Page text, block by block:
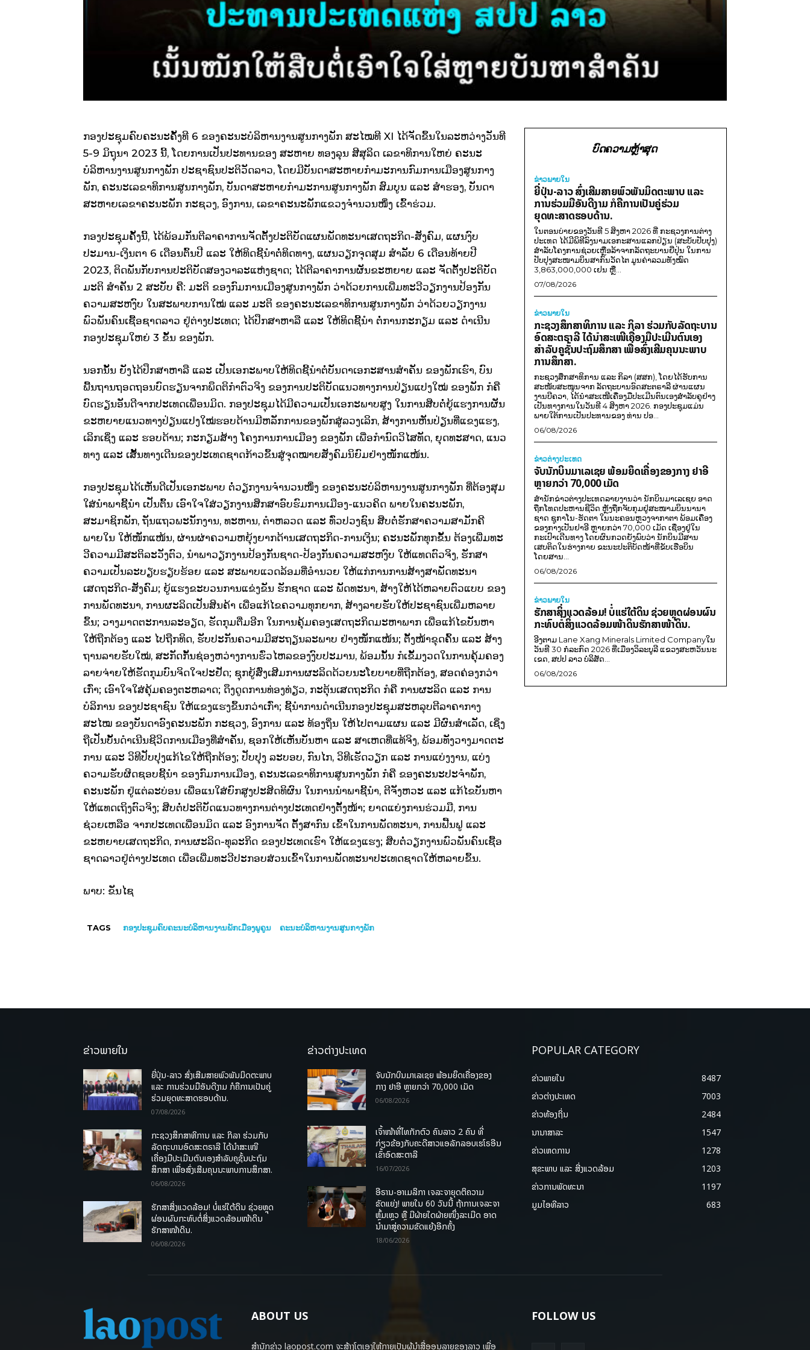
ກອງປະຊຸມຄົບຄະນະຄັ້ງທີ 6 ຂອງຄະນະບໍລິຫານງານສູນກາງພັກ ສະໄໝທີ XI ໄດ້ຈັດຂຶ້ນໃນລະຫວ່າງວັນທີ
5-9 ມິຖຸນາ 2023 ນີ້, ໂດຍການເປັນປະທານຂອງ ສະຫາຍ ທອງລຸນ ສີສຸລິດ ເລຂາທິການໃຫຍ່ ຄະນະ
ບໍລິຫານງານສູນກາງພັກ ປະຊາຊົນປະຕິວັດລາວ, ໂດຍມີບັນດາສະຫາຍກຳມະການກົມການເມືອງສູນກາງ
ພັກ, ຄະນະເລຂາທິການສູນກາງພັກ, ບັນດາສະຫາຍກຳມະການສູນກາງພັກ ສົມບູນ ແລະ ສຳຮອງ, ບັນດາ
ສະຫາຍເລຂາຄະນະພັກ ກະຊວງ, ອົງການ, ເລຂາຄະນະພັກແຂວງຈຳນວນໜຶ່ງ ເຂົ້າຮ່ວມ.
ກອງປະຊຸມຄັ້ງນີ້, ໄດ້ພ້ອມກັນຕີລາຄາການຈັດຕັ້ງປະຕິບັດແຜນພັດທະນາເສດຖະກິດ-ສັງຄົມ, ແຜນງົບ
ປະມານ-ເງິນຕາ 6 ເດືອນຕົ້ນປີ ແລະ ໃຫ້ທິດຊີ້ນໍາຕໍ່ທິດທາງ, ແຜນວຽກຈຸດສຸມ ສໍາລັບ 6 ເດືອນທ້າຍປີ
2023, ຕິດພັນກັບການປະຕິບັດສອງວາລະແຫ່ງຊາດ; ໄດ້ຕີລາຄາການຜັນຂະຫຍາຍ ແລະ ຈັດຕັ້ງປະຕິບັດ
ມະຕິ ສໍາຄັນ 2 ສະບັບ ຄື: ມະຕິ ຂອງກົມການເມືອງສູນກາງພັກ ວ່າດ້ວຍການເພີ່ມທະວີວຽກງານປ້ອງກັນ
ຄວາມສະຫງົບ ໃນສະພາບການໃໝ່ ແລະ ມະຕິ ຂອງຄະນະເລຂາທິການສູນກາງພັກ ວ່າດ້ວຍວຽກງານ
ພົວພັນຄົນເຊື້ອຊາດລາວ ຢູ່ຕ່າງປະເທດ; ໄດ້ປຶກສາຫາລື ແລະ ໃຫ້ທິດຊີ້ນໍາ ຕໍ່ການກະກຽມ ແລະ ດໍາເນີນ
ກອງປະຊຸມໃຫຍ່ 3 ຂັ້ນ ຂອງພັກ.
ນອກນັ້ນ ຍັງໄດ້ປຶກສາຫາລື ແລະ ເປັນເອກະພາບໃຫ້ທິດຊີ້ນໍາຕໍ່ບັນດາເອກະສານສໍາຄັນ ຂອງພັກເຮົາ, ບົນ
ພື້ນຖານຖອດຖອນບົດຮຽນຈາກພຶດຕິກຳຕົວຈິງ ຂອງການປະຕິບັດແນວທາງການປ່ຽນແປງໃໝ່ ຂອງພັກ ກໍຄື
ບົດຮຽນອັນດີຈາກປະເທດເພື່ອນມິດ. ກອງປະຊຸມໄດ້ມີຄວາມເປັນເອກະພາບສູງ ໃນການສືບຕໍ່ຍູ້ແຮງການຜັນ
ຂະຫຍາຍແນວທາງປ່ຽນແປງໃໝ່ຮອບດ້ານມີຫລັກການຂອງພັກສູ່ລວງເລິກ, ສ້າງການຫັນປ່ຽນທີ່ແຂງແຮງ,
ເລິກເຊິ່ງ ແລະ ຮອບດ້ານ; ກະກຽມສ້າງ ໂຄງການການເມືອງ ຂອງພັກ ເພື່ອກຳນົດວິໄສທັດ, ຍຸດທະສາດ, ແນວ
ທາງ ແລະ ເສັ້ນທາງເດີນຂອງປະເທດຊາດກ້າວຂຶ້ນສູ່ຈຸດໝາຍສັງຄົມນິຍົມຢ່າງໜັກແໜ້ນ.
ກອງປະຊຸມໄດ້ເຫັນດີເປັນເອກະພາບ ຕໍ່ວຽກງານຈໍານວນໜຶ່ງ ຂອງຄະນະບໍລິຫານງານສູນກາງພັກ ທີ່ຕ້ອງສຸມ
ໃສ່ນໍາພາຊີ້ນໍາ ເປັນຕົ້ນ ເອົາໃຈໃສ່ວຽກງານສຶກສາອົບຮົມການເມືອງ-ແນວຄິດ ພາຍໃນຄະນະພັກ,
ສະມາຊິກພັກ, ຖັນແຖວພະນັກງານ, ທະຫານ, ຕໍາຫລວດ ແລະ ທົ່ວປວງຊົນ ສືບຕໍ່ຮັກສາຄວາມສາມັກຄີ
ພາຍໃນ ໃຫ້ໜັກແໜ້ນ, ຜ່ານຜ່າຄວາມຫຍຸ້ງຍາກດ້ານເສດຖະກິດ-ການເງິນ; ຄະນະພັກທຸກຂັ້ນ ຕ້ອງເພີ່ມທະ
ວີຄວາມມີສະຕິລະວັງຕົວ, ນໍາພາວຽກງານປ້ອງກັນຊາດ-ປ້ອງກັນຄວາມສະຫງົບ ໃຫ້ແທດຕົວຈິງ, ຮັກສາ
ຄວາມເປັນລະບຽບຮຽບຮ້ອຍ ແລະ ສະພາບແວດລ້ອມທີ່ອໍານວຍ ໃຫ້ແກ່ການການສ້າງສາພັດທະນາ
ເສດຖະກິດ-ສັງຄົມ; ຍູ້ແຮງຂະບວນການແຂ່ງຂັນ ຮັກຊາດ ແລະ ພັດທະນາ, ສ້າງໃຫ້ໄດ້ຫລາຍຕົວແບບ ຂອງ
ການພັດທະນາ, ການຜະລິດເປັນສິນຄ້າ ເພື່ອແກ້ໄຂຄວາມທຸກຍາກ, ສ້າງລາຍຮັບໃຫ້ປະຊາຊົນເພີ່ມຫລາຍ
ຂຶ້ນ; ວາງມາດຕະການລະອຽດ, ຮັດກຸມຕື່ມອີກ ໃນການຄຸ້ມຄອງເສດຖະກິດມະຫາພາກ ເພື່ອແກ້ໄຂບັນຫາ
ໃຫ້ຖືກຕ້ອງ ແລະ ໄປຖືກທິດ, ຮັບປະກັນຄວາມມີສະຖຽນລະພາບ ຢ່າງໜັກແໜ້ນ; ຕັ້ງໜ້າຂຸດຄົ້ນ ແລະ ສ້າງ
ຖານລາຍຮັບໃໝ່, ສະກັດກັ້ນຊ່ອງຫວ່າງການຮົ່ວໄຫລຂອງງົບປະມານ, ພ້ອມນັ້ນ ກໍເຂັ້ມງວດໃນການຄຸ້ມຄອງ
ລາຍຈ່າຍໃຫ້ຮັດກຸມບົນຈິດໃຈປະຢັດ; ຊຸກຍູ້ສົ່ງເສີມການຜະລິດດ້ວຍນະໂຍບາຍທີ່ຖືກຕ້ອງ, ສອດຄ່ອງກວ່າ
ເກົ່າ; ເອົາໃຈໃສ່ຄຸ້ມຄອງຕະຫລາດ; ດຶງດູດການທ່ອງທ່ຽວ, ກະຕຸ້ນເສດຖະກິດ ກໍຄື ການຜະລິດ ແລະ ການ
ບໍລິການ ຂອງປະຊາຊົນ ໃຫ້ແຂງແຮງຂຶ້ນກວ່າເກົ່າ; ຊີ້ນໍາການດໍາເນີນກອງປະຊຸມສະຫລຸບຕີລາຄາກາງ
ສະໄໝ ຂອງບັນດາອົງຄະນະພັກ ກະຊວງ, ອົງການ ແລະ ທ້ອງຖິ່ນ ໃຫ້ໄປຕາມແຜນ ແລະ ມີຜົນສໍາເລັດ, ເຊິ່ງ
ຖືເປັນບັ້ນດໍາເນີນຊີວິດການເມືອງທີ່ສໍາຄັນ, ຊອກໃຫ້ເຫັນບັນຫາ ແລະ ສາເຫດທີ່ແທ້ຈິງ, ພ້ອມທັງວາງມາດຕະ
ການ ແລະ ວິທີປັບປຸງແກ້ໄຂໃຫ້ຖືກຕ້ອງ; ປັບປຸງ ລະບອບ, ກົນໄກ, ວິທີເຮັດວຽກ ແລະ ການແບ່ງງານ, ແບ່ງ
ຄວາມຮັບຜິດຊອບຊີ້ນໍາ ຂອງກົມການເມືອງ, ຄະນະເລຂາທິການສູນກາງພັກ ກໍຄື ຂອງຄະນະປະຈໍາພັກ,
ຄະນະພັກ ຢູ່ແຕ່ລະບ່ອນ ເພື່ອແນໃສ່ຍົກສູງປະສິດທິຜົນ ໃນການນໍາພາຊີ້ນໍາ, ຕີຈັງຫວະ ແລະ ແກ້ໄຂບັນຫາ
ໃຫ້ແທດເຖິງຕົວຈິງ; ສືບຕໍ່ປະຕິບັດແນວທາງການຕ່າງປະເທດຢ່າງຕັ້ງໜ້າ; ຍາດແຍ່ງການຮ່ວມມື, ການ
ຊ່ວຍເຫລືອ ຈາກປະເທດເພື່ອນມິດ ແລະ ອົງການຈັດ ຕັ້ງສາກົນ ເຂົ້າໃນການພັດທະນາ, ການຟື້ນຟູ ແລະ
ຂະຫຍາຍເສດຖະກິດ, ການຜະລິດ-ທຸລະກິດ ຂອງປະເທດເຮົາ ໃຫ້ແຂງແຮງ; ສືບຕໍ່ວຽກງານພົວພັນຄົນເຊື້ອ
ຊາດລາວຢູ່ຕ່າງປະເທດ ເພື່ອເພີ່ມທະວີປະກອບສ່ວນເຂົ້າໃນການພັດທະນາປະເທດຊາດໃຫ້ຫລາຍຂຶ້ນ.
ພາບ: ຂັນໄຊ
TAGS ກອງປະຊຸມຄົບຄະນະບໍລິຫານງານພັກເມືອງພູຄູນ ຄະນະບໍລິຫານງານສູນກາງພັກ
ບົດຄວາມຫຼ້າສຸດ
ຂ່າວພາຍ​ໃນ
ຍີ່ປຸ່ນ-ລາວ ສົ່ງເສີມສາຍພົວພັນມິດຕະພາບ ແລະ
ການຮ່ວມມືອັນດີງາມ ກໍຄືການເປັນຄູ່ຮ່ວມ
ຍຸດທະສາດຮອບດ້ານ.
ໃນຕອນບ່າຍຂອງວັນທີ 5 ສິງຫາ 2026 ທີ່ ກະຊວງການຕ່າງ
ປະເທດ ໄດ້ມີພິທີລົງນາມເອກະສານແລກປ່ຽນ (ສະບັບປັບປຸງ)
ສໍາລັບໂຄງການຊ່ວຍເຫຼືອລ້າຈາກລັດຖະບານຍີ່ປຸ່ນ ໃນການ
ປັບປຸງສະໜາມບິນສາກົນວັດໄຕ ມູນຄ່າລວມທັງໝົດ
3,863,000,000 ເຢນ ຫຼື...
07/08/2026
ຂ່າວພາຍ​ໃນ
ກະຊວງສຶກສາທິການ ແລະ ກິລາ ຮ່ວມກັບລັດຖະບານ
ອົດສະຕຣາລີ ໄດ້ນຳສະເໜີເຄື່ອງມືປະເມີນຕົນເອງ
ສຳລັບຄູຊັ້ນປະຖົມສຶກສາ ເພື່ອສົ່ງເສີມຄຸນນະພາບ
ການສຶກສາ.
ກະຊວງສຶກສາທິການ ແລະ ກິລາ (ສສກ), ໂດຍໄດ້ຮັບການ
ສະໜັບສະໜູນຈາກ ລັດຖະບານອົດສະຕຣາລີ ຜ່ານແຜນ
ງານບີຄວາ, ໄດ້ນຳສະເໜີເຄື່ອງມືປະເມີນຕົນເອງສຳລັບຄູຢ່າງ
ເປັນທາງການໃນວັນທີ 4 ສິງຫາ 2026. ກອງປະຊຸມແມ່ນ
ພາຍໃຕ້ການເປັນປະທານຂອງ ທ່ານ ປອ...
06/08/2026
ຂ່າວຕ່າງປະເທດ
ຈັບນັກບິນມາເລເຊຍ ພ້ອມຍຶດເຄື່ອງຂອງກາງ ຢາອີ
ຫຼາຍກວ່າ 70,000 ເມັດ
ສຳນັກຂ່າວຕ່າງປະເທດລາຍງານວ່າ ນັກບິນມາເລເຊຍ ອາດ
ຖືກໂທດປະຫານຊີວິດ ຫຼັງຖືກຈັບກຸມຢູ່ສະໜາມບິນນານາ
ຊາດ ຊູກາໂນ-ຮັດຕາ ໃນນະຄອນຫຼວງຈາກາຕາ ພ້ອມເຄື່ອງ
ຂອງກາງເປັນຢາອີ ຫຼາຍກວ່າ 70,000 ເມັດ ເຊື່ອງຢູ່ໃນ
ກະເປົາເດີນທາງ ໂດຍຜົນກວດຍັງພົບວ່າ ນັກບິນມີສານ
ເສບຕິດໃນຮ່າງກາຍ ຂະນະປະຕິບັດໜ້າທີ່ຂັບເຮືອບິນ
ໂດຍສານ...
06/08/2026
ຂ່າວພາຍ​ໃນ
ຮັກສາສິ່ງແວດລ້ອມ! ບໍ່ແຮ່ໃຕ້ດິນ ຊ່ວຍຫຼຸດຜ່ອນຜົນ
ກະທົບຕໍ່ສິ່ງແວດລ້ອມໜ້າດິນຮັກສາໜ້າດິນ.
ອີງຕາມ Lane Xang Minerals Limited Companyໃນ
ວັນທີ 30 ກໍລະກົດ 2026 ທີ່ເມືອງວິລະບູລີ ແຂວງສະຫວັນນະ
ເຂດ, ສປປ ລາວ ບໍລິສັດ...
06/08/2026
ຂ່າວພາຍໃນ
ຍີ່ປຸ່ນ-ລາວ ສົ່ງເສີມສາຍພົວພັນມິດຕະພາບ
ແລະ ການຮ່ວມມືອັນດີງາມ ກໍຄືການເປັນຄູ່
ຮ່ວມຍຸດທະສາດຮອບດ້ານ.
07/08/2026
ກະຊວງສຶກສາທິການ ແລະ ກິລາ ຮ່ວມກັບ
ລັດຖະບານອົດສະຕຣາລີ ໄດ້ນຳສະເໜີ
ເຄື່ອງມືປະເມີນຕົນເອງສຳລັບຄູຊັ້ນປະຖົມ
ສຶກສາ ເພື່ອສົ່ງເສີມຄຸນນະພາບການສຶກສາ.
06/08/2026
ຮັກສາສິ່ງແວດລ້ອມ! ບໍ່ແຮ່ໃຕ້ດິນ ຊ່ວຍຫຼຸດ
ຜ່ອນຜົນກະທົບຕໍ່ສິ່ງແວດລ້ອມໜ້າດິນ
ຮັກສາໜ້າດິນ.
06/08/2026
ຂ່າວຕ່າງປະເທດ
ຈັບນັກບິນມາເລເຊຍ ພ້ອມຍຶດເຄື່ອງຂອງ
ກາງ ຢາອີ ຫຼາຍກວ່າ 70,000 ເມັດ
06/08/2026
ເຈົ້າໜ້າທີ່ໄທກັກຕົວ ຄົນລາວ 2 ຄົນ ທີ່
ກ່ຽວຂ້ອງກັບຄະດີສາວແອລັກລອບເຮໂຣອີນ
ເຂົ້າອົດສະຕາລີ
16/07/2026
ອີຣານ-ອາເມລິກາ ເຈລະຈາຍຸດຕິຄວາມ
ຂັດແຍ່ງ! ພາຍໃນ 60 ວັນນີ້ ຖ້າການເຈລະຈາ
ຫຼົ້ມເຫຼວ ຫຼື ມີຝ່າຍໃດຝ່າຍໜຶ່ງລະເມີດ ອາດ
ນໍາມາສູ່ຄວາມຂັດແຍ້ງອີກຄັ້ງ
18/06/2026
POPULAR CATEGORY
ຂ່າວພາຍ​ໃນ
8487
ຂ່າວຕ່າງປະເທດ
7003
ຂ່າວທ້ອງຖິ່ນ
2484
ນານາສາລະ
1547
ຂ່າວເຫດການ
1278
ສຸຂະພາບ ແລະ ສີ່ງແວດລ້ອມ
1203
ຂ່າວການພັດທະນາ
1197
ມູມໄອທີລາວ
683
ABOUT US
ສຳນັກຂ່າວ laopost.com ຈະສ້າງໂຕເອງໃຫ້ກາຍເປັນຜູ້ນຳສື່ອອນລາຍຂອງລາວ ເພື່ອ
FOLLOW US